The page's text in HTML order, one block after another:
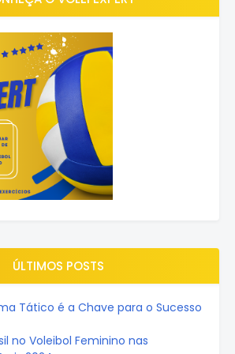
ÚLTIMOS POSTS
Tático é a Chave para o Sucesso
no Voleibol Feminino nas